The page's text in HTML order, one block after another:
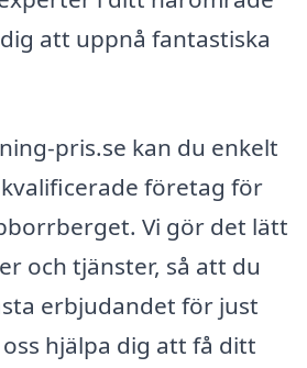
att uppnå fantastiska
pris.se kan du enkelt
företag för
Vi gör det lätt
och tjänster, så att du
erbjudandet för just
hjälpa dig att få ditt